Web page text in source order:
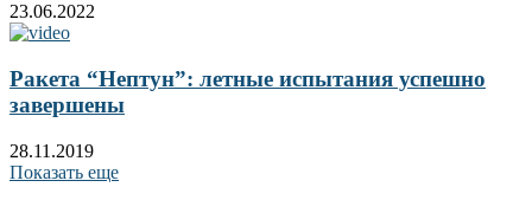
23.06.2022
Ракета “Нептун”: летные испытания успешно
завершены
28.11.2019
Показать еще